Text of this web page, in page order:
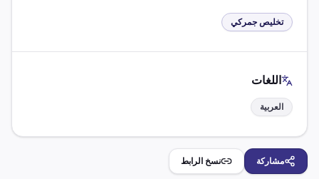
تخليص جمركي
اللغات
العربية
مشاركة نسخ الرابط